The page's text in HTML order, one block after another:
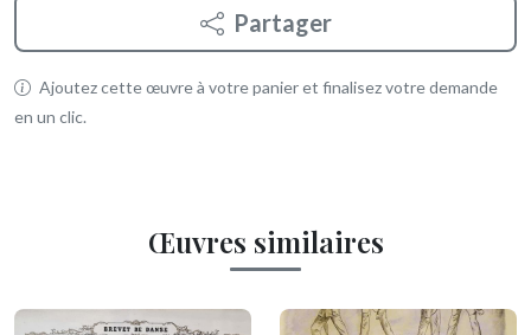
Partager
Ajoutez cette œuvre à votre panier et finalisez votre demande
en un clic.
Œuvres similaires